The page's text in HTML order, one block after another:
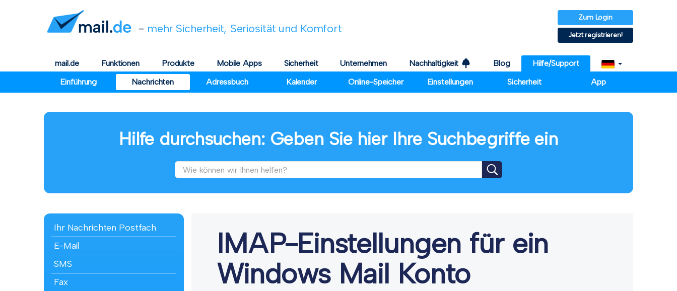
- mehr Sicherheit, Seriosität und Komfort
Zum Login
Jetzt registrieren!
mail.de Funktionen Produkte Mobile Apps Sicherheit Unternehmen Nachhaltigkeit Blog
Hilfe/Support
Einführung
Nachrichten Adressbuch Kalender Online-Speicher Einstellungen Sicherheit App
Hilfe durchsuchen: Geben Sie hier Ihre Suchbegriffe ein
Ihr Nachrichten Postfach
E-Mail
SMS
Fax
IMAP-Einstellungen für ein
Windows Mail Konto